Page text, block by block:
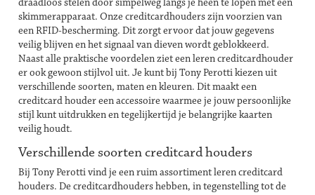
draadloos stelen door simpelweg langs je heen te lopen met een
skimmerapparaat. Onze creditcardhouders zijn voorzien van
een RFID-bescherming. Dit zorgt ervoor dat jouw gegevens
veilig blijven en het signaal van dieven wordt geblokkeerd.
Naast alle praktische voordelen ziet een leren creditcardhouder
er ook gewoon stijlvol uit. Je kunt bij Tony Perotti kiezen uit
verschillende soorten, maten en kleuren. Dit maakt een
creditcard houder een accessoire waarmee je jouw persoonlijke
stijl kunt uitdrukken en tegelijkertijd je belangrijke kaarten
veilig houdt.
Verschillende soorten creditcard houders
Bij Tony Perotti vind je een ruim assortiment leren creditcard
houders. De creditcardhouders hebben, in tegenstelling tot de